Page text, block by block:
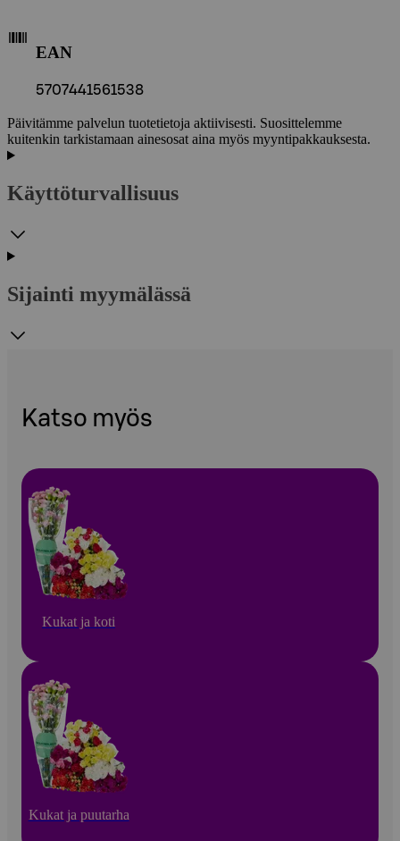
EAN
5707441561538
Päivitämme palvelun tuotetietoja aktiivisesti. Suosittelemme
kuitenkin tarkistamaan ainesosat aina myös myyntipakkauksesta.
Käyttöturvallisuus
Sijainti myymälässä
Katso myös
Kukat ja koti
Kukat ja puutarha